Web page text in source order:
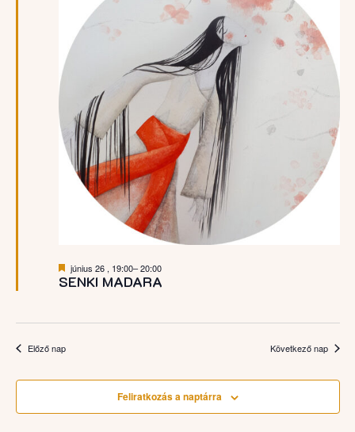
SENKI MADARA
Kiemelt
június 26 , 19:00–20:00
Előző nap Következő nap
Feliratkozás a naptárra